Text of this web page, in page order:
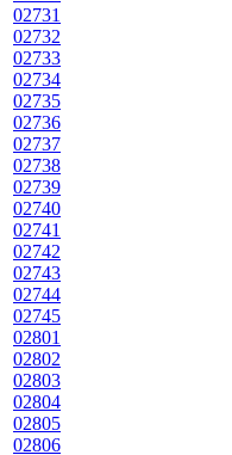
02731
02732
02733
02734
02735
02736
02737
02738
02739
02740
02741
02742
02743
02744
02745
02801
02802
02803
02804
02805
02806